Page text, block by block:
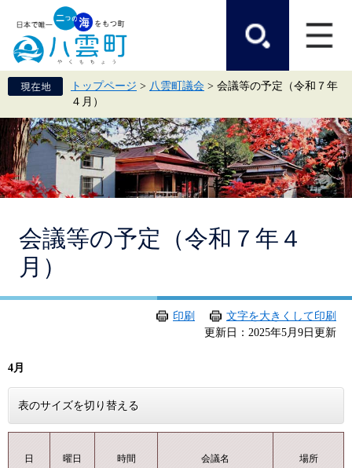
頭
で
飛
ば
て
本
文
へ
トップページ > 八雲町議会 > 会議等の予定（令和７年
４月）
会議等の予定（令和７年４
月）
印刷
文字を大きくして印刷
更新日：2025年5月9日更新
4月
表のサイズを切り替える
日 曜日 時間 会議名 場所